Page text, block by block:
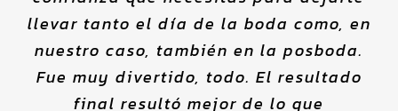
llevar tanto el día de la boda como, en
nuestro caso, también en la posboda.
Fue muy divertido, todo. El resultado
final resultó mejor de lo que